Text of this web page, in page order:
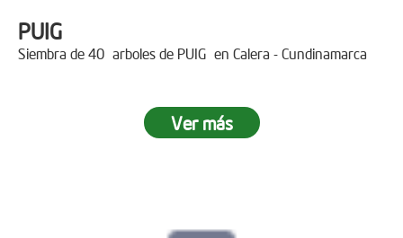
PUIG
Siembra de 40 arboles de PUIG en Calera - Cundinamarca
Ver más